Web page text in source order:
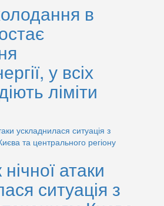
в
у всіх
ліміти
атаки
ситуація з